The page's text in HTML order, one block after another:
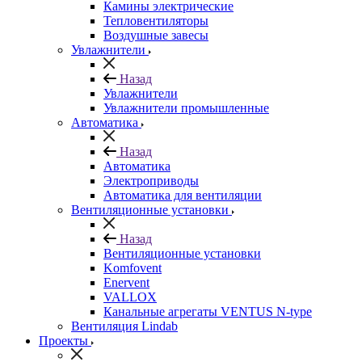
Камины электрические
Тепловентиляторы
Воздушные завесы
Увлажнители
Назад
Увлажнители
Увлажнители промышленные
Автоматика
Назад
Автоматика
Электроприводы
Автоматика для вентиляции
Вентиляционные установки
Назад
Вентиляционные установки
Komfovent
Enervent
VALLOX
Канальные агрегаты VENTUS N-type
Вентиляция Lindab
Проекты